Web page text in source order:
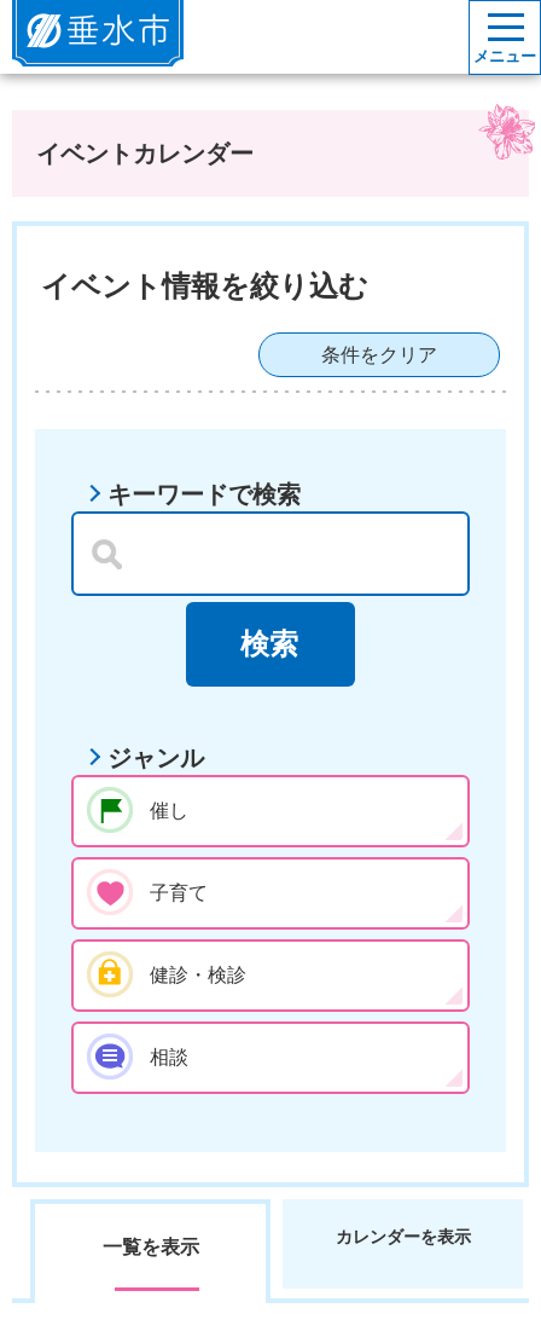
垂水市
メニュー
イベントカレンダー
イベント情報を絞り込む
条件をクリア
キーワードで検索
ジャンル
催し
子育て
健診・検診
相談
一覧を表示 カレンダーを表示